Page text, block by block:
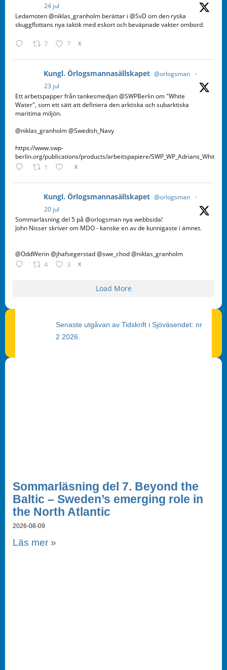
24 jul
Ledamoten @niklas_granholm berättar i @SvD om den ryska
skuggflottans nya taktik med eskort och beväpnade vakter ombord.
7 7 X
Kungl. Örlogsmannasällskapet @orlogsman
·
23 jul
Ett arbetspapper från tankesmedjan @SWPBerlin om "White
Water", som ett sätt att definiera den arktiska och subarktiska
maritima miljön.
@niklas_granholm @Swedish_Navy
https://www.swp-
berlin.org/publications/products/arbeitspapiere/
1 X
Kungl. Örlogsmannasällskapet @orlogsman
·
20 jul
Sommarläsning del 5 på @orlogsman nya webbsida!
John Nisser skriver om MDO - kanske en av de kunnigaste i ämnet.
@OddWerin @jhafsegerstad @swe_chod @niklas_granholm
4 3 X
Load More
Senaste utgåvan av Tidskrift i Sjöväsendet: nr
2 2026.
Sommarläsning del 7. Beyond the
Baltic – Sweden’s emerging role in
the North Atlantic
2026-08-09
Läs mer »